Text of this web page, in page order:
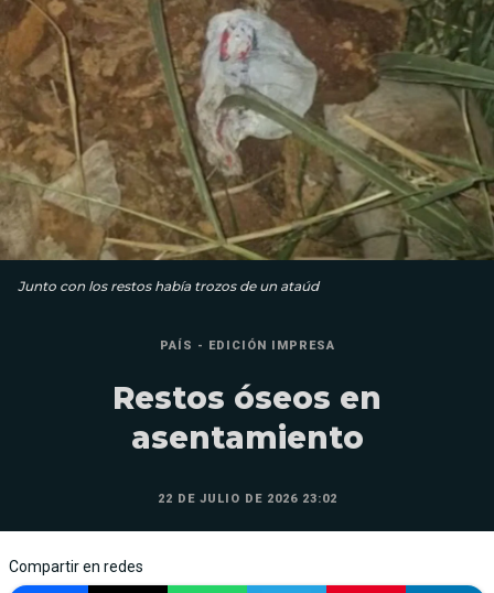
Junto con los restos había trozos de un ataúd
PAÍS - EDICIÓN IMPRESA
Restos óseos en
asentamiento
22 DE JULIO DE 2026 23:02
Compartir en redes